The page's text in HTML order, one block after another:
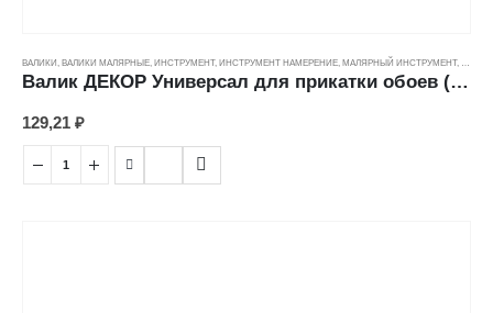
ВАЛИКИ ВАЛИКИ МАЛЯРНЫЕ ИНСТРУМЕНТ, ИНСТРУМЕНТ НАМЕРЕНИЕ МАЛЯРНЫЙ ИНСТРУМЕНТ,
Валик ДЕКОР Универсал для прикатки обоев (50мм/35/6мм
129,21 ₽